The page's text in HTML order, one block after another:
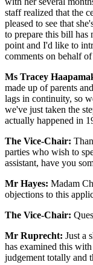
staff realized that the
pleased to see that
to prepare this bill has
point and I'd like to
comments on behalf
Ms Tracey
made up of parents
lags in continuity, so
we've just taken the
actually happened in
The Vice-Chair:
parties who wish to
assistant, have you
Mr Hayes: Madam
objections to this
The Vice-Chair:
Mr Ruprecht: Just a
has examined this
judgement totally and